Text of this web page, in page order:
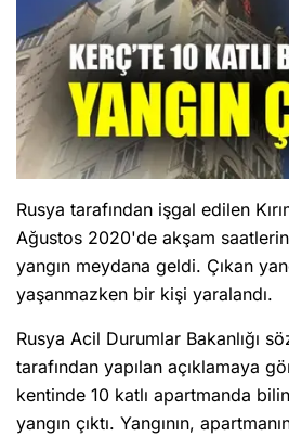
Rusya tarafından işgal edilen
Ağustos 2020'de akşam
yangın meydana geldi. Çıkan
yaşanmazken bir kişi yaralandı.
Rusya Acil Durumlar Bakanlığı
tarafından yapılan açıklamaya
kentinde 10 katlı apartmanda
yangın çıktı. Yangının,